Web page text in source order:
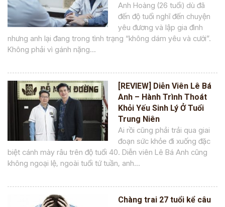
Anh Hoàng (26 tuổi) dù đã
đến độ tuổi nghĩ đến chuyện
yêu đương và lập gia đình
nhưng anh lại đang trong tình trạng “không dám yêu và cưới”.
Không phải vì gánh nặng...
[REVIEW] Diễn Viên Lê Bá
Anh – Hành Trình Thoát
Khỏi Yếu Sinh Lý Ở Tuổi
Trung Niên
Ai rồi cũng phải trải qua giai
đoạn sức khỏe đi xuống đặc
biệt cánh mày râu trên độ tuổi 40. Diễn viên Lê Bá Anh cũng
không ngoại lệ, ngoài tuổi tứ tuần, anh...
Chàng trai 27 tuổi kể câu